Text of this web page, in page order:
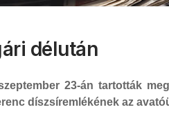
délután
23-án tartották
díszsíremlékének az